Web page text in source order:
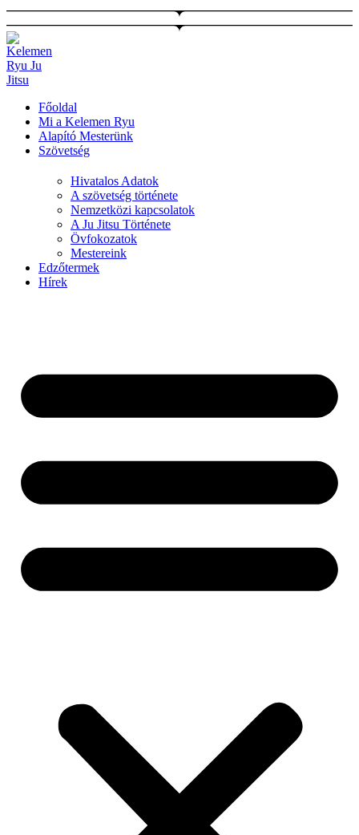
Ugrás
a
tartalomhoz
Főoldal
Mi a Kelemen Ryu
Alapító Mesterünk
Szövetség
Hivatalos Adatok
A szövetség története
Nemzetközi kapcsolatok
A Ju Jitsu Története
Övfokozatok
Mestereink
Edzőtermek
Hírek